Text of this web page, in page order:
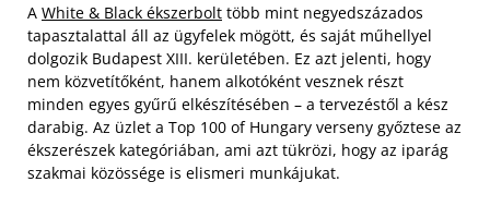
A White & Black ékszerbolt több mint negyedszázados
tapasztalattal áll az ügyfelek mögött, és saját műhellyel
dolgozik Budapest XIII. kerületében. Ez azt jelenti, hogy
nem közvetítőként, hanem alkotóként vesznek részt
minden egyes gyűrű elkészítésében – a tervezéstől a kész
darabig. Az üzlet a Top 100 of Hungary verseny győztese az
ékszerészek kategóriában, ami azt tükrözi, hogy az iparág
szakmai közössége is elismeri munkájukat.